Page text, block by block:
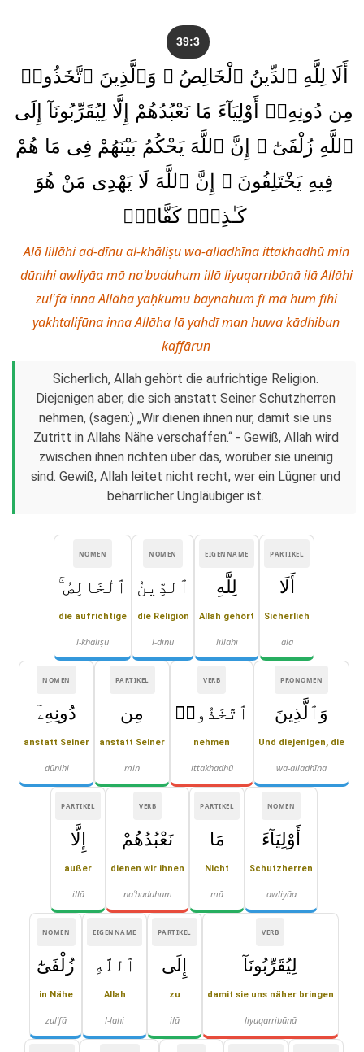
39:3
أَلَا لِلَّهِ ٱلدِّينُ ٱلْخَالِصُ ۚ وَٱلَّذِينَ ٱتَّخَذُوا۟
مِن دُونِهِۦٓ أَوْلِيَآءَ مَا نَعْبُدُهُمْ إِلَّا لِيُقَرِّبُونَآ إِلَى
ٱللَّهِ زُلْفَىٰٓ ۚ إِنَّ ٱللَّهَ يَحْكُمُ بَيْنَهُمْ فِى مَا هُمْ
فِيهِ يَخْتَلِفُونَ ۗ إِنَّ ٱللَّهَ لَا يَهْدِى مَنْ هُوَ
كَـٰذِبٌۭ كَفَّارٌۭ
Alā lillāhi ad-dīnu al-khāliṣu wa-alladhīna ittakhadhū min
dūnihi awliyāa mā naʿbuduhum illā liyuqarribūnā ilā Allāhi
zul'fā inna Allāha yaḥkumu baynahum fī mā hum fīhi
yakhtalifūna inna Allāha lā yahdī man huwa kādhibun
kaffārun
Sicherlich, Allah gehört die aufrichtige Religion.
Diejenigen aber, die sich anstatt Seiner Schutzherren
nehmen, (sagen:) „Wir dienen ihnen nur, damit sie uns
Zutritt in Allahs Nähe verschaffen.“ - Gewiß, Allah wird
zwischen ihnen richten über das, worüber sie uneinig
sind. Gewiß, Allah leitet nicht recht, wer ein Lügner und
beharrlicher Ungläubiger ist.
PARTIKEL
أَلَا
Sicherlich
alā
EIGENNAME
لِلَّهِ
Allah gehört
lillahi
NOMEN
ٱلدِّينُ
die Religion
l-dīnu
NOMEN
ٱلْخَالِصُ ۚ
die aufrichtige
l-khāliṣu
PRONOMEN
وَٱلَّذِينَ
Und diejenigen, die
wa-alladhīna
VERB
ٱتَّخَذُوا۟
nehmen
ittakhadhū
PARTIKEL
مِن
anstatt Seiner
min
NOMEN
دُونِهِۦٓ
anstatt Seiner
dūnihi
NOMEN
أَوْلِيَآءَ
Schutzherren
awliyāa
PARTIKEL
مَا
Nicht
mā
VERB
نَعْبُدُهُمْ
dienen wir ihnen
naʿbuduhum
PARTIKEL
إِلَّا
außer
illā
VERB
لِيُقَرِّبُونَآ
damit sie uns näher bringen
liyuqarribūnā
PARTIKEL
إِلَى
zu
ilā
EIGENNAME
ٱللَّهِ
Allah
l-lahi
NOMEN
زُلْفَىٰٓ
in Nähe
zul'fā